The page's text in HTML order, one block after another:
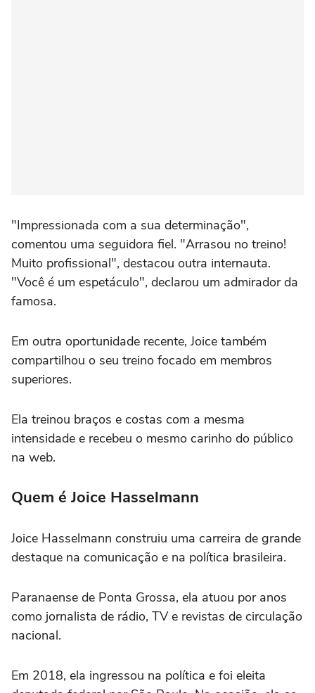
"Impressionada com a sua determinação",
comentou uma seguidora fiel. "Arrasou no treino!
Muito profissional", destacou outra internauta.
"Você é um espetáculo", declarou um admirador da
famosa.
Em outra oportunidade recente, Joice também
compartilhou o seu treino focado em membros
superiores.
Ela treinou braços e costas com a mesma
intensidade e recebeu o mesmo carinho do público
na web.
Quem é Joice Hasselmann
Joice Hasselmann construiu uma carreira de grande
destaque na comunicação e na política brasileira.
Paranaense de Ponta Grossa, ela atuou por anos
como jornalista de rádio, TV e revistas de circulação
nacional.
Em 2018, ela ingressou na política e foi eleita